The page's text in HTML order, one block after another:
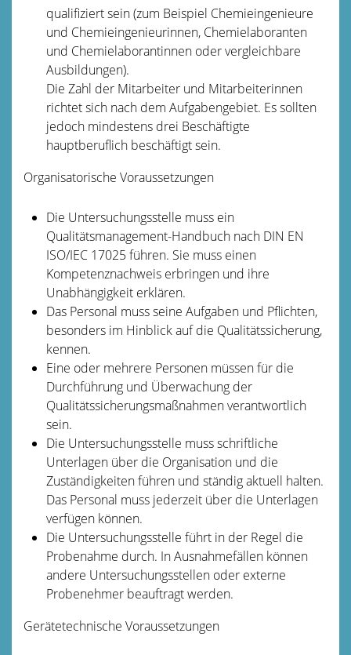
qualifiziert sein (zum Beispiel Chemieingenieure
und Chemieingenieurinnen, Chemielaboranten
und Chemielaborantinnen oder vergleichbare
Ausbildungen).
Die Zahl der Mitarbeiter und Mitarbeiterinnen
richtet sich nach dem Aufgabengebiet. Es sollten
jedoch mindestens drei Beschäftigte
hauptberuflich beschäftigt sein.
Organisatorische Voraussetzungen
Die Untersuchungsstelle muss ein
Qualitätsmanagement-Handbuch nach DIN EN
ISO/IEC 17025 führen. Sie muss einen
Kompetenznachweis erbringen und ihre
Unabhängigkeit erklären.
Das Personal muss seine Aufgaben und Pflichten,
besonders im Hinblick auf die Qualitätssicherung,
kennen.
Eine oder mehrere Personen müssen für die
Durchführung und Überwachung der
Qualitätssicherungsmaßnahmen verantwortlich
sein.
Die Untersuchungsstelle muss schriftliche
Unterlagen über die Organisation und die
Zuständigkeiten führen und ständig aktuell halten.
Das Personal muss jederzeit über die Unterlagen
verfügen können.
Die Untersuchungsstelle führt in der Regel die
Probenahme durch. In Ausnahmefällen können
andere Untersuchungsstellen oder externe
Probenehmer beauftragt werden.
Gerätetechnische Voraussetzungen